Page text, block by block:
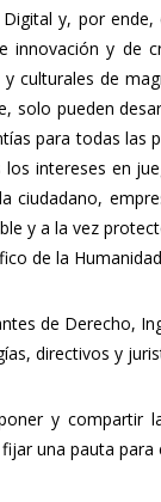
y, por
innovación y de
culturales de
solo pueden
para todas
intereses en
ciudadano,
y a la vez
de la
de Derecho,
directivos y
y compartir
una pauta